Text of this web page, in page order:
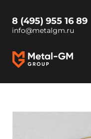
8 (495) 955 16 89
info@metalgm.ru